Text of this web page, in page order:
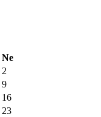
Ne
2
9
16
23